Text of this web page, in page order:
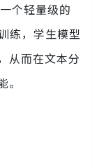
个轻量级的
练，学生模型
从而在文本分